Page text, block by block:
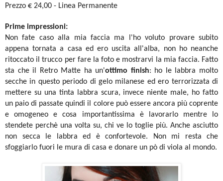
Prezzo € 24,00 - Linea Permanente
Prime impressioni:
Non fate caso alla mia faccia ma l'ho voluto provare subito
appena tornata a casa ed ero uscita all'alba, non ho neanche
ritoccato il trucco per fare la foto e mostrarvi la mia faccia. Fatto
sta che il Retro Matte ha un'ottimo finish: ho le labbra molto
secche in questo periodo di gelo milanese ed ero terrorizzata di
mettere su una tinta labbra scura, invece niente male, ho fatto
un paio di passate quindi il colore può essere ancora più coprente
e omogeneo e cosa importantissima è lavorarlo mentre lo
stendete perchè una volta su, chi ve lo toglie più. Anche asciutto
non secca le labbra ed è confortevole. Non mi resta che
sfoggiarlo fuori le mura di casa e donare un pò di viola al mondo.